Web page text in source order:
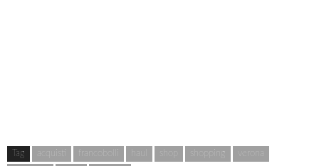
Tag acquisti francobolli haul shop shopping
verona